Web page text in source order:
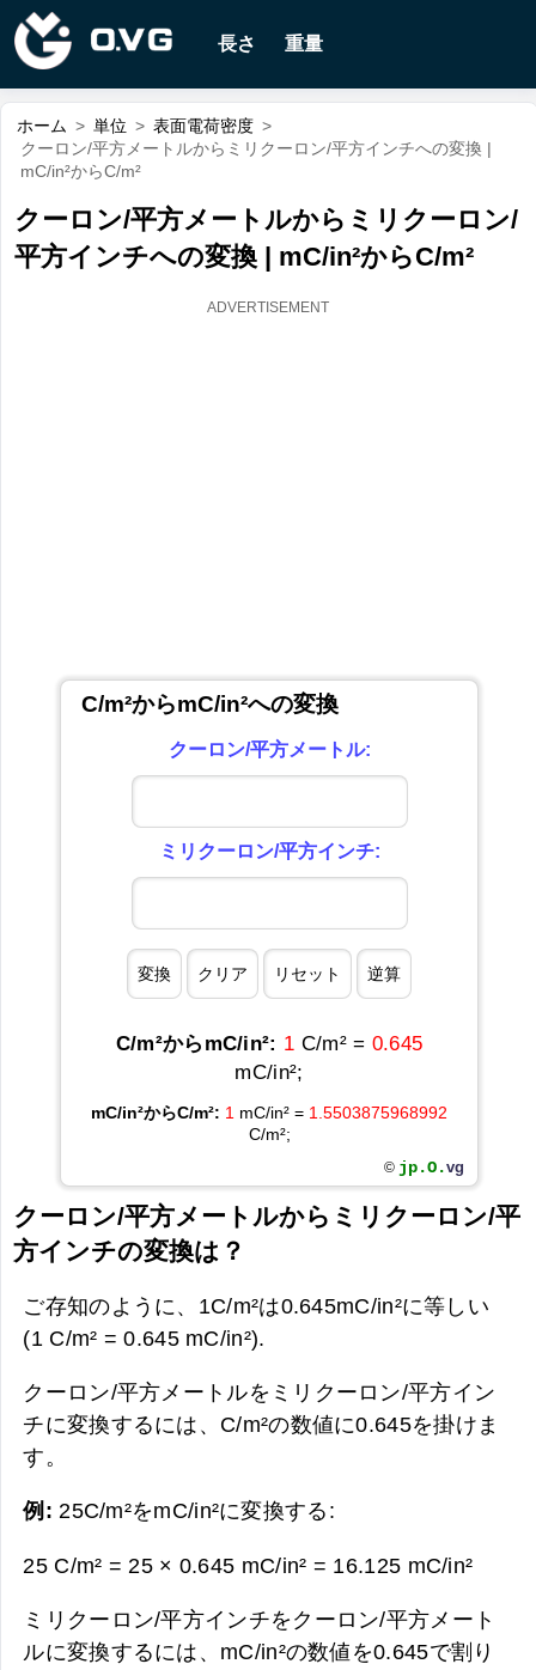
長さ 重量
ホーム > 単位 > 表面電荷密度 >
クーロン/平方メートルからミリクーロン/平方インチへの変換 |
mC/in²からC/m²
クーロン/平方メートルからミリクーロン/
平方インチへの変換 | mC/in²からC/m²
C/m²からmC/in²への変換
クーロン/平方メートル:
ミリクーロン/平方インチ:
C/m²からmC/in²: 1 C/m² = 0.645
mC/in²;
mC/in²からC/m²: 1 mC/in² = 1.5503875968992
C/m²;
© jp.O.vg
クーロン/平方メートルからミリクーロン/平
方インチの変換は？
ご存知のように、1C/m²は0.645mC/in²に等しい
(1 C/m² = 0.645 mC/in²).
クーロン/平方メートルをミリクーロン/平方イン
チに変換するには、C/m²の数値に0.645を掛けま
す。
例:25C/m²をmC/in²に変換する:
25 C/m² = 25 × 0.645 mC/in² = 16.125 mC/in²
ミリクーロン/平方インチをクーロン/平方メート
ルに変換するには、mC/in²の数値を0.645で割り